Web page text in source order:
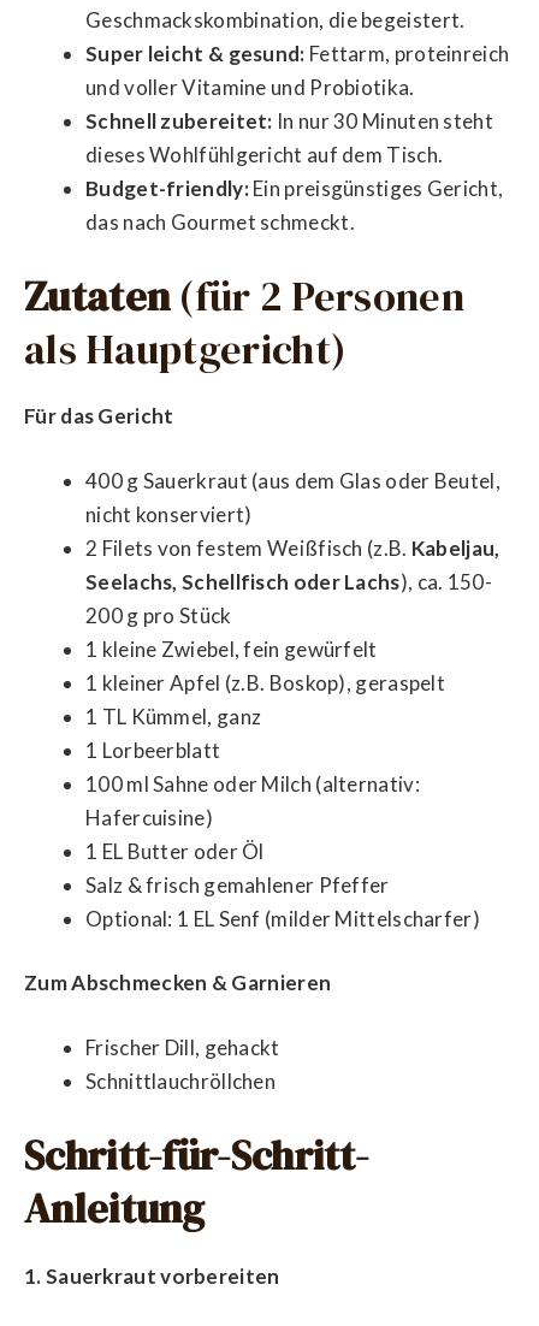
Geschmackskombination, die begeistert.
Super leicht & gesund: Fettarm, proteinreich
und voller Vitamine und Probiotika.
Schnell zubereitet: In nur 30 Minuten steht
dieses Wohlfühlgericht auf dem Tisch.
Budget-friendly:Ein preisgünstiges Gericht,
das nach Gourmet schmeckt.
Zutaten(für 2 Personen
als Hauptgericht)
Für das Gericht
400 g Sauerkraut (aus dem Glas oder Beutel,
nicht konserviert)
2 Filets von festem Weißfisch (z.B. Kabeljau,
Seelachs, Schellfisch oder Lachs), ca. 150-
200 g pro Stück
1 kleine Zwiebel, fein gewürfelt
1 kleiner Apfel (z.B. Boskop), geraspelt
1 TL Kümmel, ganz
1 Lorbeerblatt
100 ml Sahne oder Milch (alternativ:
Hafercuisine)
1 EL Butter oder Öl
Salz & frisch gemahlener Pfeffer
Optional: 1 EL Senf (milder Mittelscharfer)
Zum Abschmecken & Garnieren
Frischer Dill, gehackt
Schnittlauchröllchen
Schritt-für-Schritt-
Anleitung
1. Sauerkraut vorbereiten